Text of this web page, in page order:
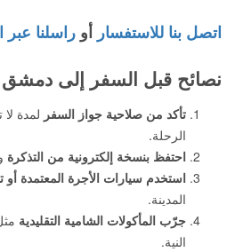
اتصل بنا للاستفسار أو راسلنا عبر
نصائح قبل السفر إلى دمشق في
تأكد من صلاحية جواز السفر
الرحلة.
احتفظ بنسخة إلكترونية من التذكرة
استخدم سيارات الأجرة المعتمدة أو
المدينة.
جرّب المأكولات الشامية التقليدية
النية.